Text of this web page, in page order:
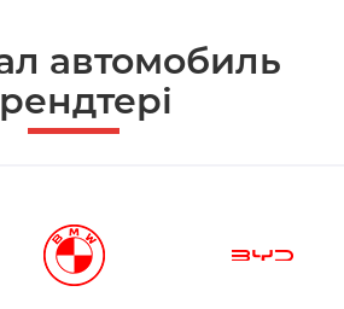
автомобиль